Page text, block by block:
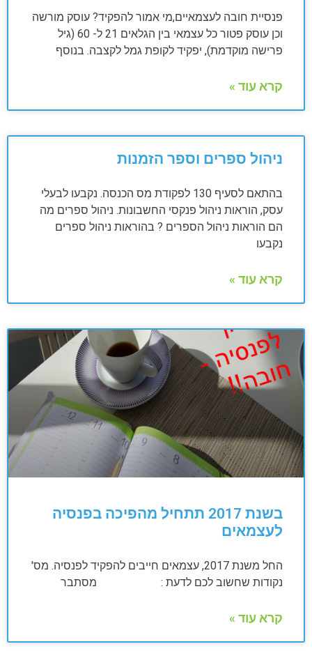
פנסיית חובה לעצמאיים,מי אמור להפקיד? עוסק מורשה
וכן עוסק פטור כל עצמאי בין הגלאים 21 ל- 60 (גיל
פרישה מוקדמת), יפקיד לקופת גמל לקצבה. בנוסף
קרא עוד »
ניהול ספרים וספר הזמנות
בהתאם לסעיף 130 לפקודת מס הכנסה. נקבעו לבעלי
עסק, הוראות ניהול פנקסי החשבונות. ניהול ספרים מה
הם הוראות ניהול הספרים ? בהוראות ניהול ספרים
נקבעו
קרא עוד »
בשנת 2017 תתחיל מהפיכה בפנסיה
לעצמאים
החל משנת 2017, עצמאים חייבים להפקיד לפנסיה. מס'
נקודות שחשוב לכם לדעת : מסתבר
קרא עוד »